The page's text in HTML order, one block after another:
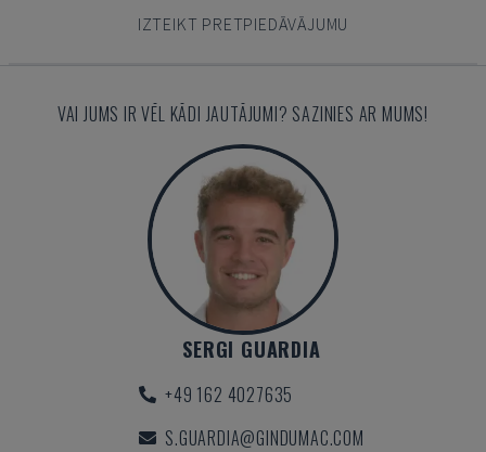
IZTEIKT PRETPIEDĀVĀJUMU
VAI JUMS IR VĒL KĀDI JAUTĀJUMI? SAZINIES AR MUMS!
SERGI GUARDIA
+49 162 4027635
S.GUARDIA@GINDUMAC.COM